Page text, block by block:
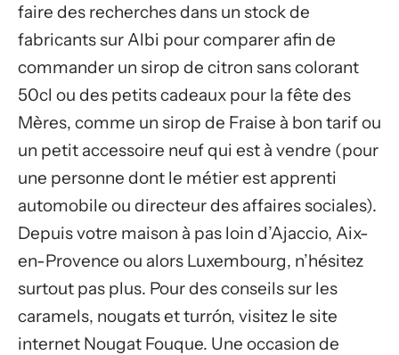
faire des recherches dans un stock de
fabricants sur Albi pour comparer afin de
commander un sirop de citron sans colorant
50cl ou des petits cadeaux pour la fête des
Mères, comme un sirop de Fraise à bon tarif ou
un petit accessoire neuf qui est à vendre (pour
une personne dont le métier est apprenti
automobile ou directeur des affaires sociales).
Depuis votre maison à pas loin d’Ajaccio, Aix-
en-Provence ou alors Luxembourg, n’hésitez
surtout pas plus. Pour des conseils sur les
caramels, nougats et turrón, visitez le site
internet Nougat Fouque. Une occasion de